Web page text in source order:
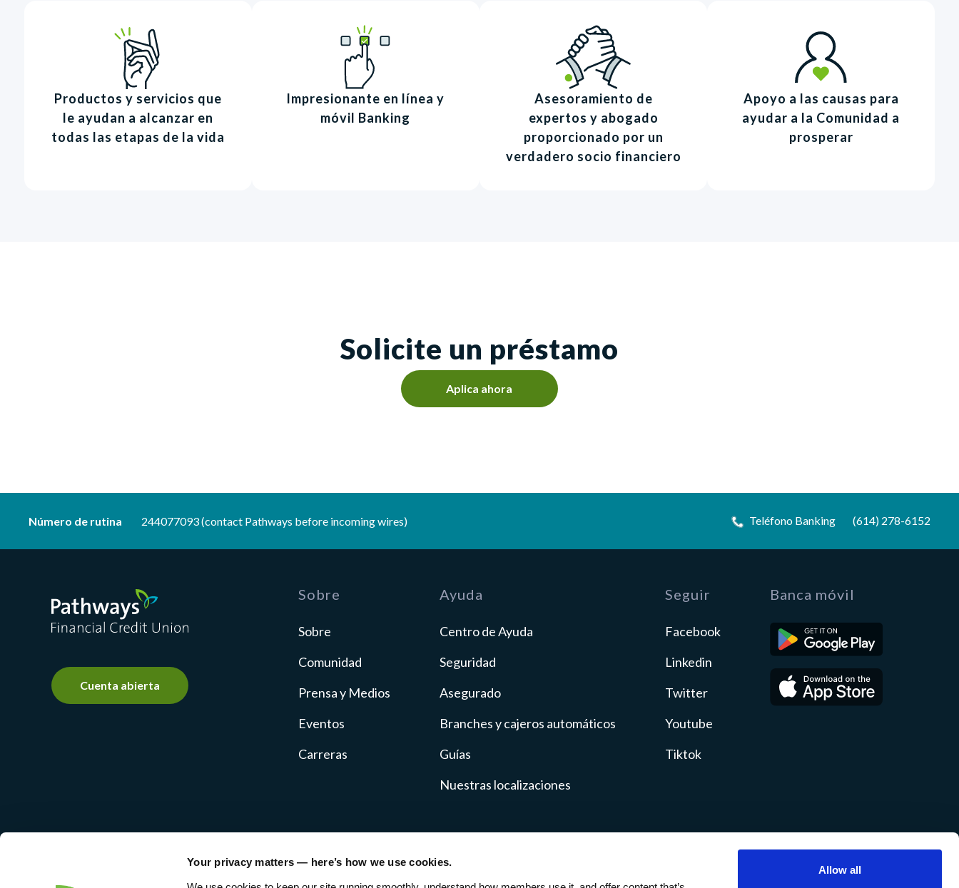
Your privacy matters — here’s how we use cookies.
Allow all
Productos y servicios que
le ayudan a alcanzar en
todas las etapas de la vida
Impresionante en línea y
móvil Banking
Asesoramiento de
expertos y abogado
proporcionado por un
verdadero socio financiero
Apoyo a las causas para
ayudar a la Comunidad a
prosperar
Solicite un préstamo
Aplica ahora
Número de rutina 244077093 (contact Pathways before incoming wires) Teléfono Banking (614) 278-6152
Pathways Financial Credit Union
Cuenta abierta
Sobre
Sobre
Comunidad
Prensa y Medios
Eventos
Carreras
Ayuda
Centro de Ayuda
Seguridad
Asegurado
Branches y cajeros automáticos
Guías
Nuestras localizaciones
Seguir
Facebook
Linkedin
Twitter
Youtube
Tiktok
Banca móvil
NMLS #237769 Privacy Policy Sitemap